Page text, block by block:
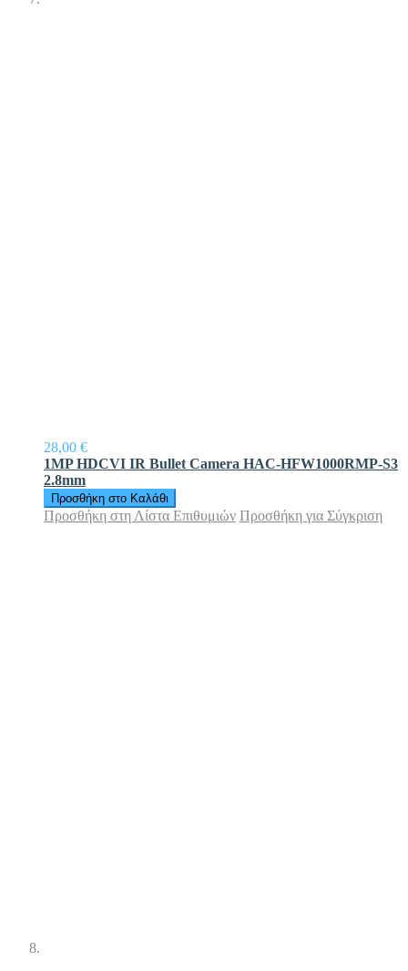
28,00 €
1MP HDCVI IR Bullet Camera HAC-HFW1000RMP-S3
2.8mm
Προσθήκη στο Καλάθι
Προσθήκη στη Λίστα Επιθυμιών Προσθήκη για Σύγκριση